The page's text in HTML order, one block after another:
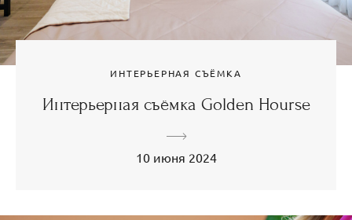
ИНТЕРЬЕРНАЯ СЪЁМКА
Интерьерная съёмка Golden Hourse
10 июня 2024